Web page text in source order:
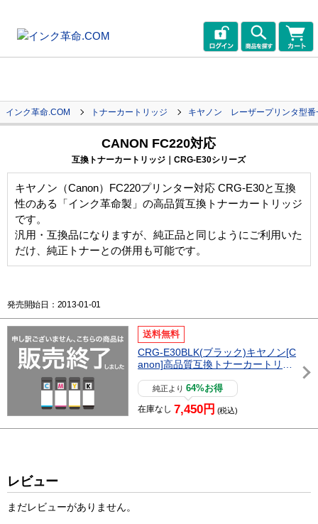
インク革命.COM トナーカートリッジ キヤノン レーザープリンタ型番
CANON FC220対応
互換トナーカートリッジ｜CRG-E30シリーズ
キヤノン（Canon）FC220プリンター対応 CRG-E30と互換
性のある「インク革命製」の高品質互換トナーカートリッジ
です。
汎用・互換品になりますが、純正品と同じようにご利用いた
だけ、純正トナーとの併用も可能です。
発売開始日：2013-01-01
送料無料
CRG-E30BLK(ブラック)キヤノン[C
anon]高品質互換トナーカートリッ
純正より64%お得
在庫なし 7,450円 (税込)
レビュー
まだレビューがありません。